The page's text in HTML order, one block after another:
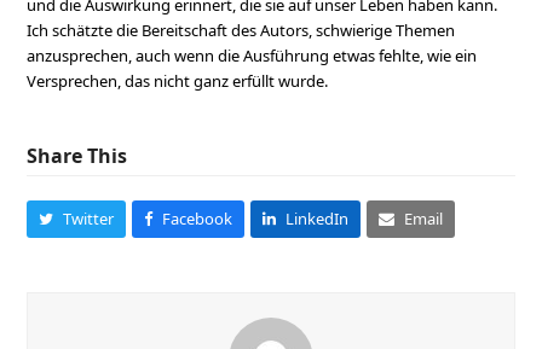
und die Auswirkung erinnert, die sie auf unser Leben haben kann.
Ich schätzte die Bereitschaft des Autors, schwierige Themen
anzusprechen, auch wenn die Ausführung etwas fehlte, wie ein
Versprechen, das nicht ganz erfüllt wurde.
Share This
Twitter Facebook LinkedIn Email